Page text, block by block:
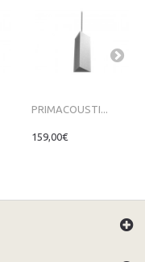
PRIMACOUSTI...
159,00€